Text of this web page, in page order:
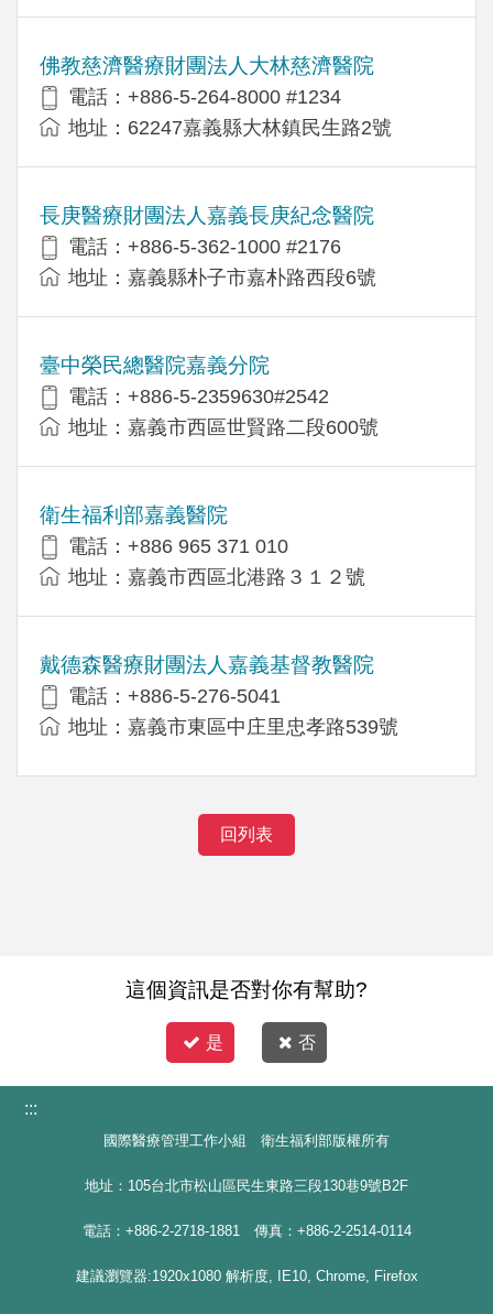
佛教慈濟醫療財團法人大林慈濟醫院
電話：+886-5-264-8000 #1234
地址：62247嘉義縣大林鎮民生路2號
長庚醫療財團法人嘉義長庚紀念醫院
電話：+886-5-362-1000 #2176
地址：嘉義縣朴子市嘉朴路西段6號
臺中榮民總醫院嘉義分院
電話：+886-5-2359630#2542
地址：嘉義市西區世賢路二段600號
衛生福利部嘉義醫院
電話：+886 965 371 010
地址：嘉義市西區北港路３１２號
戴德森醫療財團法人嘉義基督教醫院
電話：+886-5-276-5041
地址：嘉義市東區中庄里忠孝路539號
回列表
這個資訊是否對你有幫助?
是 否
:::
國際醫療管理工作小組 衛生福利部版權所有
地址：105台北市松山區民生東路三段130巷9號B2F
電話：+886-2-2718-1881 傳真：+886-2-2514-0114
建議瀏覽器:1920x1080 解析度, IE10, Chrome, Firefox